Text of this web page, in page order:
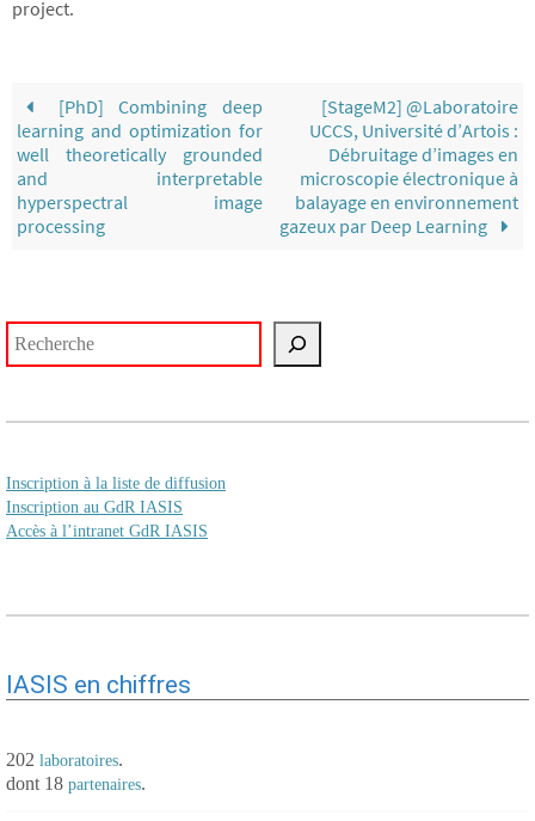
project.
[PhD] Combining deep
learning and optimization for
well theoretically grounded
and interpretable
hyperspectral image
processing
[StageM2] @Laboratoire
UCCS, Université d’Artois :
Débruitage d’images en
microscopie électronique à
balayage en environnement
gazeux par Deep Learning
Inscription à la liste de diffusion
Inscription au GdR IASIS
Accès à l’intranet GdR IASIS
IASIS en chiffres
202 laboratoires.
dont 18 partenaires.